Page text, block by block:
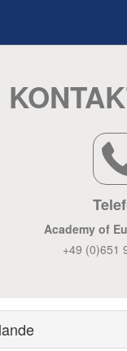
Academy of
+49 (0)651